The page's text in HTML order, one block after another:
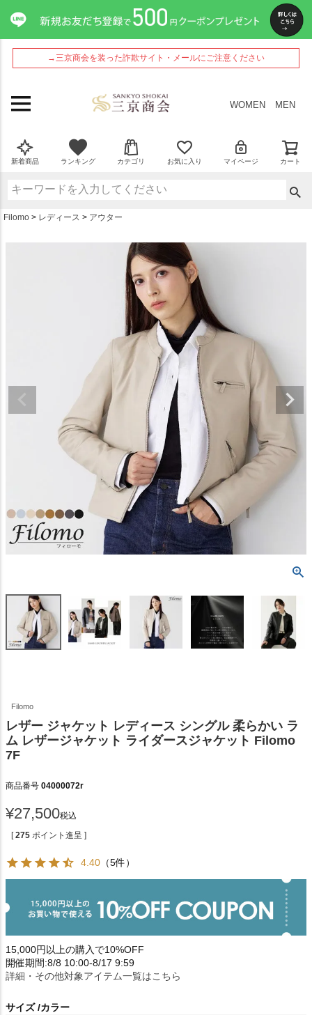
→三京商会を装った詐欺サイト・メールにご注意ください
WOMEN MEN
新着商品 ランキング カテゴリ お気に入り マイページ カート
Filomo レディース アウター
Filomo
レザー ジャケット レディース シングル 柔らかい ラ
ム レザージャケット ライダースジャケット Filomo
7F
商品番号 04000072r
¥27,500税込
[ 275 ポイント進呈 ]
4.40 （5件）
15,000円以上の購入で10%OFF
開催期間:8/8 10:00-8/17 9:59
詳細・その他対象アイテム一覧はこちら
サイズ カラー
ペー
ジト
ップ
へ